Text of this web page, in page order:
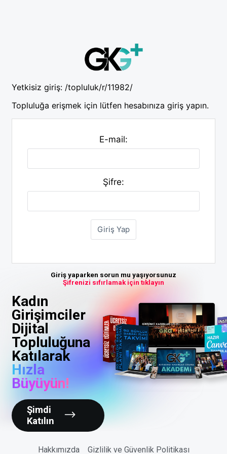
Yetkisiz giriş: /topluluk/r/11982/
Topluluğa erişmek için lütfen hesabınıza giriş yapın.
E-mail:
Şifre:
Giriş yaparken sorun mu yaşıyorsunuz
Şifrenizi sıfırlamak için tıklayın
Kadın
Girişimciler
Dijital
Topluluğuna
Katılarak
Hızla
Büyüyün!
Şimdi
Katılın
Hakkımızda Gizlilik ve Güvenlik Politikası